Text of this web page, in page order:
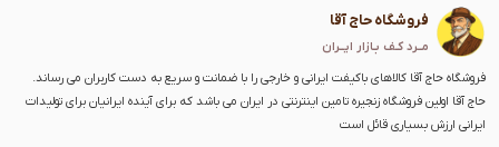
فروشگاه حاج آقا
مــرد کـف بـازار ایــران
فروشگاه حاج آقا کالاهای باکیفت ایرانی و خارجی را با ضمانت و سریع به دست کاربران می رساند.
حاج آقا اولین فروشگاه زنجیره تامین اینترنتی در ایران می باشد که برای آینده ایرانیان برای تولیدات
ایرانی ارزش بسیاری قائل است